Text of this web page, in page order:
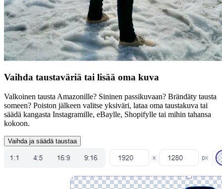
Vaihda taustaväriä tai lisää oma kuva
Valkoinen tausta Amazonille? Sininen passikuvaan? Brändäty tausta
someen? Poiston jälkeen valitse yksiväri, lataa oma taustakuva tai
säädä kangasta Instagramille, eBaylle, Shopifylle tai mihin tahansa
kokoon.
Vaihda ja säädä taustaa